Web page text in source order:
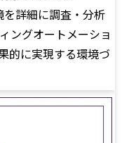
詳細に調査・分析
ングオートメーショ
的に実現する環境づ